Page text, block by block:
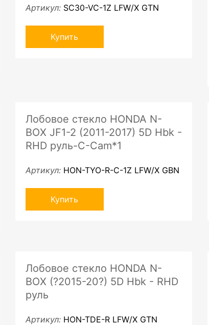
Артикул: SC30-VC-1Z LFW/X GTN
Купить
Лобовое стекло HONDA N-
BOX JF1-2 (2011-2017) 5D Hbk -
RHD руль-C-Cam*1
Артикул: HON-TYO-R-C-1Z LFW/X GBN
Купить
Лобовое стекло HONDA N-
BOX (?2015-20?) 5D Hbk - RHD
руль
Артикул: HON-TDE-R LFW/X GTN